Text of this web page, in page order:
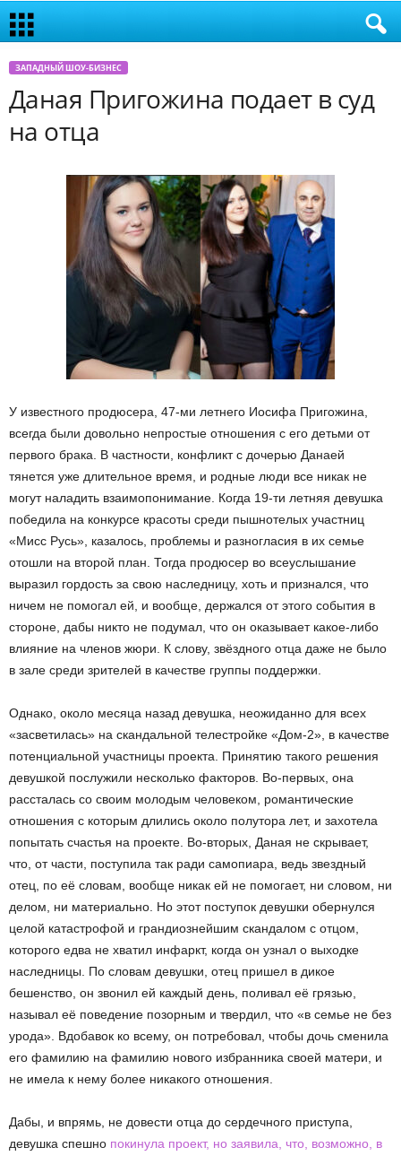
ЗАПАДНЫЙ ШОУ-БИЗНЕС
Даная Пригожина подает в суд
на отца
У известного продюсера, 47-ми летнего Иосифа Пригожина,
всегда были довольно непростые отношения с его детьми от
первого брака. В частности, конфликт с дочерью Данаей
тянется уже длительное время, и родные люди все никак не
могут наладить взаимопонимание. Когда 19-ти летняя девушка
победила на конкурсе красоты среди пышнотелых участниц
«Мисс Русь», казалось, проблемы и разногласия в их семье
отошли на второй план. Тогда продюсер во всеуслышание
выразил гордость за свою наследницу, хоть и признался, что
ничем не помогал ей, и вообще, держался от этого события в
стороне, дабы никто не подумал, что он оказывает какое-либо
влияние на членов жюри. К слову, звёздного отца даже не было
в зале среди зрителей в качестве группы поддержки.
Однако, около месяца назад девушка, неожиданно для всех
«засветилась» на скандальной телестройке «Дом-2», в качестве
потенциальной участницы проекта. Принятию такого решения
девушкой послужили несколько факторов. Во-первых, она
рассталась со своим молодым человеком, романтические
отношения с которым длились около полутора лет, и захотела
попытать счастья на проекте. Во-вторых, Даная не скрывает,
что, от части, поступила так ради самопиара, ведь звездный
отец, по её словам, вообще никак ей не помогает, ни словом, ни
делом, ни материально. Но этот поступок девушки обернулся
целой катастрофой и грандиознейшим скандалом с отцом,
которого едва не хватил инфаркт, когда он узнал о выходке
наследницы. По словам девушки, отец пришел в дикое
бешенство, он звонил ей каждый день, поливал её грязью,
называл её поведение позорным и твердил, что «в семье не без
урода». Вдобавок ко всему, он потребовал, чтобы дочь сменила
его фамилию на фамилию нового избранника своей матери, и
не имела к нему более никакого отношения.
Дабы, и впрямь, не довести отца до сердечного приступа,
девушка спешно покинула проект, но заявила, что, возможно, в